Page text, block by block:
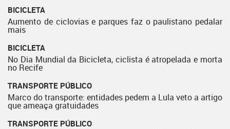
BICICLETA
Aumento de ciclovias e parques faz o paulistano pedalar
mais
BICICLETA
No Dia Mundial da Bicicleta, ciclista é atropelada e morta
no Recife
TRANSPORTE PÚBLICO
Marco do transporte: entidades pedem a Lula veto a artigo
que ameaça gratuidades
TRANSPORTE PÚBLICO